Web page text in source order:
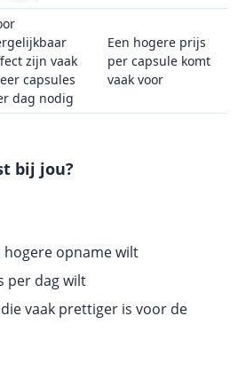
zijn vaak
capsules
dag nodig
Een hogere prijs
per capsule komt
vaak voor
bij jou?
hogere opname wilt
per dag wilt
vaak prettiger is voor de